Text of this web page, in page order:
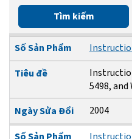
Tìm kiếm
Số Sản Phẩm
Tiêu đề
Ngày Sửa Đổi
Số Sản Phẩm
Tiêu đề
5498, and
Ngày Sửa Đổi
2004